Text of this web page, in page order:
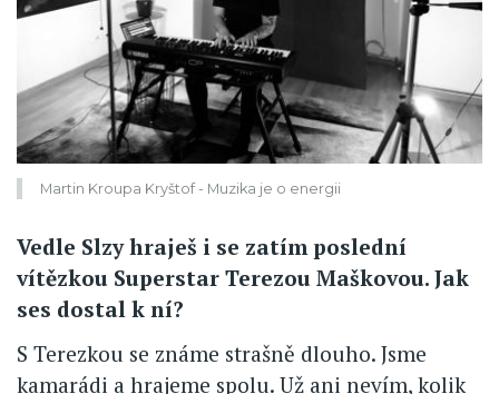
Martin Kroupa Kryštof - Muzika je o energii
Vedle Slzy hraješ i se zatím poslední
vítězkou Superstar Terezou Maškovou. Jak
ses dostal k ní?
S Terezkou se známe strašně dlouho. Jsme
kamarádi a hrajeme spolu. Už ani nevím, kolik